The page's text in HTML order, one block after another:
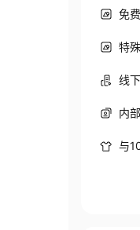
免
特
线
内
与